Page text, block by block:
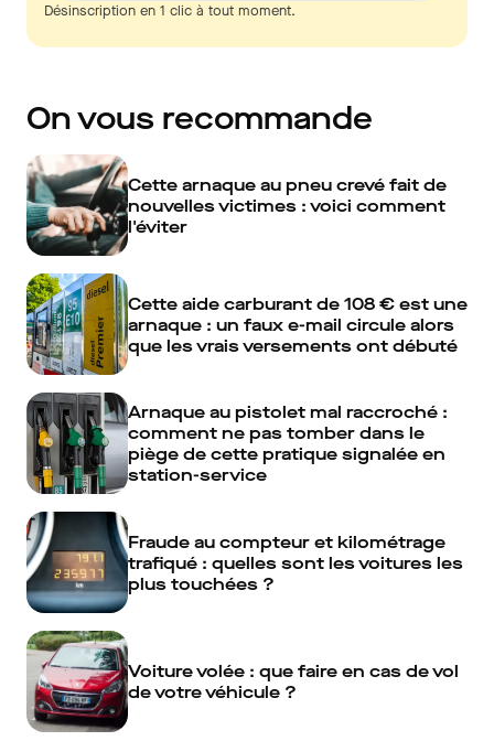
Désinscription en 1 clic à tout moment.
On vous recommande
Cette arnaque au pneu crevé fait de
nouvelles victimes : voici comment
l'éviter
Cette aide carburant de 108 € est une
arnaque : un faux e-mail circule alors
que les vrais versements ont débuté
Arnaque au pistolet mal raccroché :
comment ne pas tomber dans le
piège de cette pratique signalée en
station-service
Fraude au compteur et kilométrage
trafiqué : quelles sont les voitures les
plus touchées ?
Voiture volée : que faire en cas de vol
de votre véhicule ?